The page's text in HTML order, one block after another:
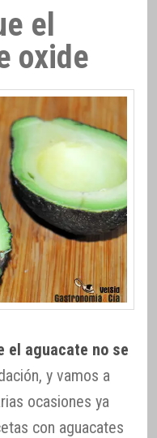
el
oxide
el aguacate no se
y vamos a
ocasiones ya
con aguacates